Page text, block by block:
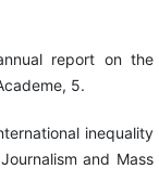
report on the
5.
inequality
and Mass